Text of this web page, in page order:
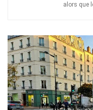
alors que